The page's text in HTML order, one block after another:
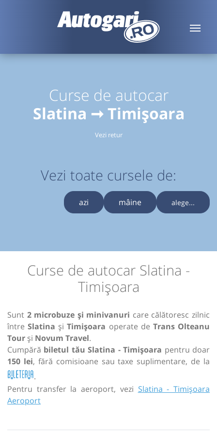
Curse de autocar
Slatina ➞ Timișoara
Vezi retur
Vezi toate cursele de:
azi mâine alege...
Curse de autocar Slatina -
Timișoara
Sunt 2 microbuze și minivanuri care călătoresc zilnic
întreSlatina șiTimișoara operate de Trans Olteanu
Tour și Novum Travel.
Cumpără biletul tău Slatina - Timișoara pentru doar
150 lei, fără comisioane sau taxe suplimentare, de la
.
Pentru transfer la aeroport, vezi Slatina - Timișoara
Aeroport